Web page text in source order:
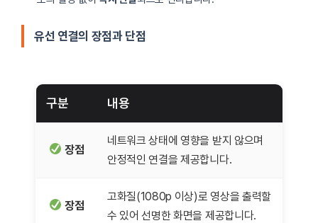
유선 연결의 장점과 단점
구분 내용
장점
네트워크 상태에 영향을 받지 않으며
안정적인 연결을 제공합니다.
장점
고화질(1080p 이상)로 영상을 출력할
수 있어 선명한 화면을 제공합니다.